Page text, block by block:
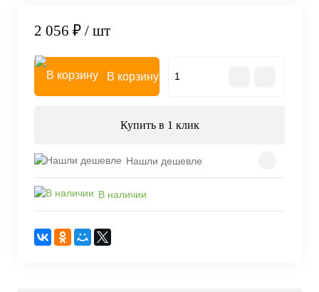
2 056 ₽ / шт
В корзину
Купить в 1 клик
Нашли дешевле
В наличии